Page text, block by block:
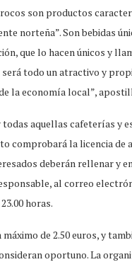
son productos
norteña”. Son bebidas
que lo hacen únicos y
todo un atractivo y
la economía local”,
aquellas cafeterías y
comprobará la licencia de
deberán rellenar y
al correo
horas.
de 2.50 euros, y
oportuno. La